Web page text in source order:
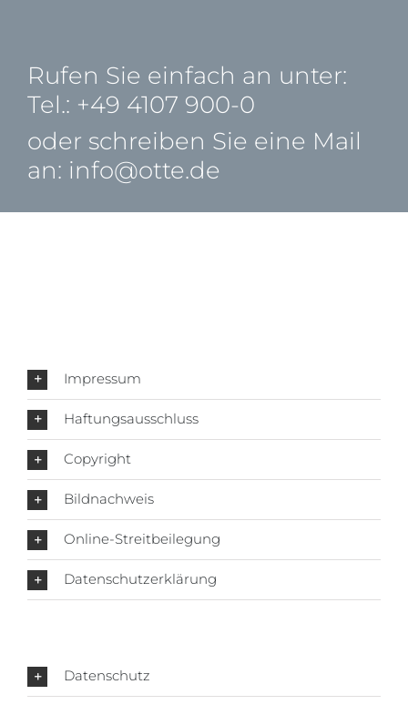
Rufen Sie einfach an unter:
Tel.: +49 4107 900-0
oder schreiben Sie eine Mail
an: info@otte.de
Impressum
Haftungsausschluss
Copyright
Bildnachweis
Online-Streitbeilegung
Datenschutzerklärung
Datenschutz